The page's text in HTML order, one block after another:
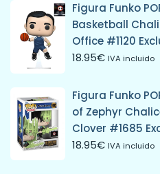
Figura Funko
Basketball
Office #1120
18.95€ IVA incluido
Figura Funko
of Zephyr
Clover #1685
18.95€ IVA incluido